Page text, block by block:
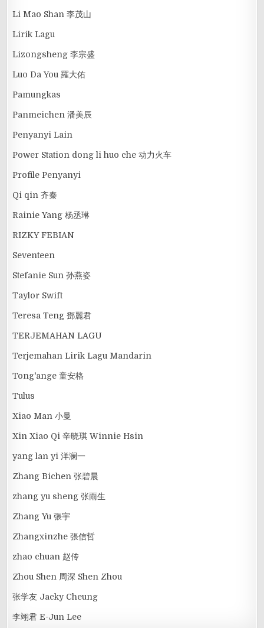
Li Mao Shan 李茂山
Lirik Lagu
Lizongsheng 李宗盛
Luo Da You 羅大佑
Pamungkas
Panmeichen 潘美辰
Penyanyi Lain
Power Station dong li huo che 动力火车
Profile Penyanyi
Qi qin 齐秦
Rainie Yang 杨丞琳
RIZKY FEBIAN
Seventeen
Stefanie Sun 孙燕姿
Taylor Swift
Teresa Teng 鄧麗君
TERJEMAHAN LAGU
Terjemahan Lirik Lagu Mandarin
Tong'ange 童安格
Tulus
Xiao Man 小曼
Xin Xiao Qi 辛晓琪 Winnie Hsin
yang lan yi 洋澜一
Zhang Bichen 张碧晨
zhang yu sheng 张雨生
Zhang Yu 張宇
Zhangxinzhe 張信哲
zhao chuan 赵传
Zhou Shen 周深 Shen Zhou
张学友 Jacky Cheung
李翊君 E-Jun Lee